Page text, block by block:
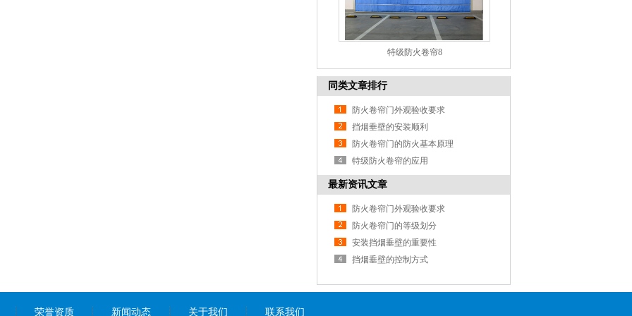
特级防火卷帘8
同类文章排行
防火卷帘门外观验收要求
挡烟垂壁的安装顺利
防火卷帘门的防火基本原理
特级防火卷帘的应用
最新资讯文章
防火卷帘门外观验收要求
防火卷帘门的等级划分
安装挡烟垂壁的重要性
挡烟垂壁的控制方式
荣誉资质 新闻动态 关于我们 联系我们